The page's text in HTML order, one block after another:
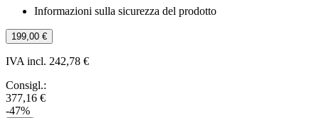
Informazioni sulla sicurezza del prodotto
199,00 €
IVA incl. 242,78 €
Consigl.:
377,16 €
-47%